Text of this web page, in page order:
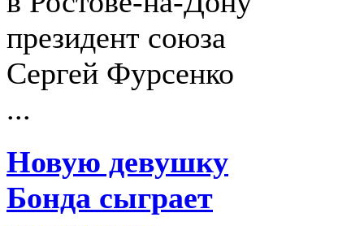
президент союза
Сергей Фурсенко
...
Новую девушку
Бонда сыграет